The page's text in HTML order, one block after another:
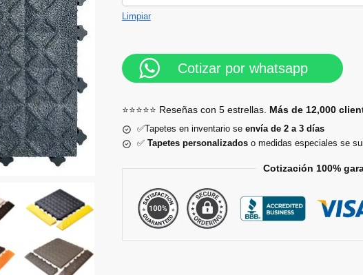
Limpiar
Cotizar por whatsapp
⭐⭐⭐⭐⭐ Reseñas con 5 estrellas. Más de 12,000
✅Tapetes en inventario se envía de 2 a 3 días
✅ Tapetes personalizadoso medidas especiales se
Cotización 100%